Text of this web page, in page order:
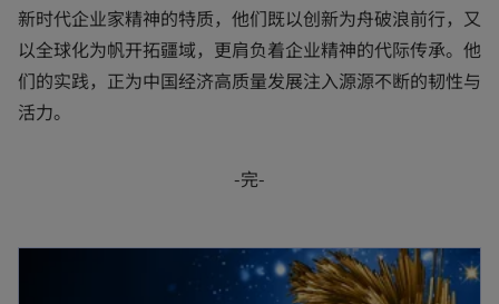
新时代企业家精神的特质，他们既以创新为舟破浪前行，又
以全球化为帆开拓疆域，更肩负着企业精神的代际传承。他
们的实践，正为中国经济高质量发展注入源源不断的韧性与
活力。
-完-
opens in a new tab